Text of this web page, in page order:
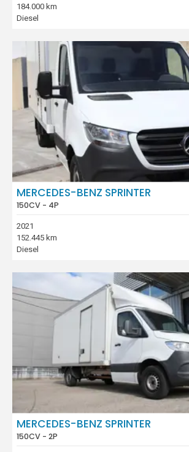
184.000 km
Diesel
MERCEDES-BENZ SPRINTER
150CV - 4P
2021
152.445 km
Diesel
MERCEDES-BENZ SPRINTER
150CV - 2P